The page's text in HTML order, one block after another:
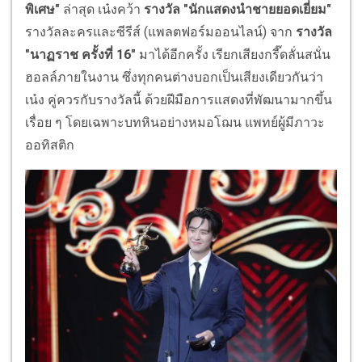
พิเศษ" ล่าสุด เน๋งคว้า รางวัล "นักแสดงนำชายยอดเยี่ยม"
รางวัลละครและซีรีส์ (แพลตฟอร์มออนไลน์) จาก รางวัล
"นาฏราช ครั้งที่ 16" มาได้อีกครั้ง เรียกเสียงกรี๊ดลั่นสนั่น
ฮอลล์ภายในงาน ซึ่งทุกคนต่างบอกเป็นเสียงเดียวกันว่า
เน๋ง คู่ควรกับรางวัลนี้ ด้วยฝีมือการแสดงที่พัฒนามากขึ้น
เรื่อย ๆ โดยเฉพาะบทหินอย่างหมอโฌน แพทย์ผู้มีภาวะ
ออทิสติก